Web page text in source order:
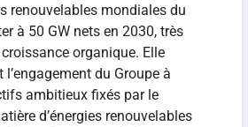
renouvelables mondiales du
à 50 GW nets en 2030, très
organique. Elle
du Groupe à
ambitieux fixés par le
d’énergies renouvelables